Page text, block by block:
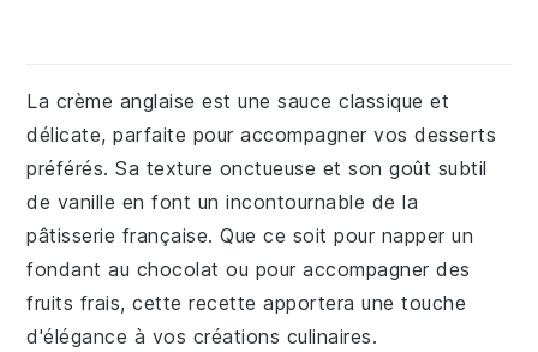
La crème anglaise est une sauce classique et
délicate, parfaite pour accompagner vos desserts
préférés. Sa texture onctueuse et son goût subtil
de vanille en font un incontournable de la
pâtisserie française. Que ce soit pour napper un
fondant au chocolat ou pour accompagner des
fruits frais, cette recette apportera une touche
d'élégance à vos créations culinaires.